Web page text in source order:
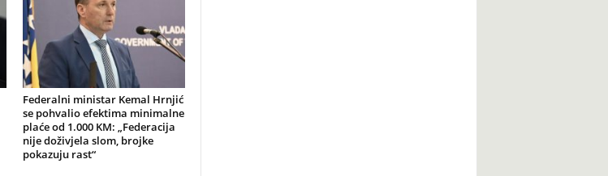
Federalni ministar Kemal Hrnjić
se pohvalio efektima minimalne
plaće od 1.000 KM: „Federacija
nije doživjela slom, brojke
pokazuju rast“